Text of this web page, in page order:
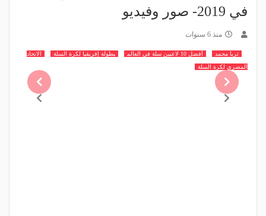
في 2019- صور وفيديو
منذ 6 سنوات
ثريا محمد أفضل 10 لاعبين سلة في العالم بطولة إفريقيا لكرة السلة
الاتحاد
المصري لكرة السلة